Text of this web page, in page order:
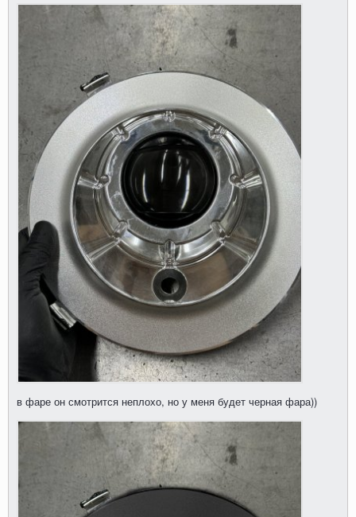
в фаре он смотрится неплохо, но у меня будет черная фара))